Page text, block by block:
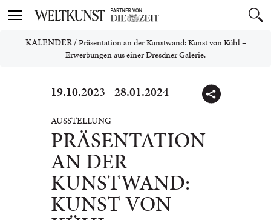
Toggle
KALENDER/Präsentation an der Kunstwand: Kunst von Kühl –
Erwerbungen aus einer Dresdner Galerie.
19.10.2023 - 28.01.2024
AUSSTELLUNG
PRÄSENTATION
AN DER
KUNSTWAND:
KUNST VON